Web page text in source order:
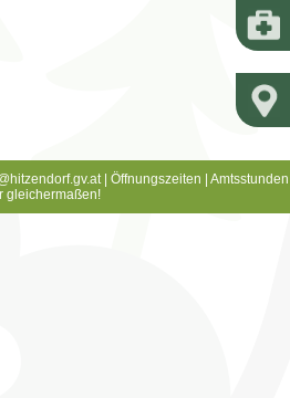
| Öffnungszeiten
Amtsstunden
gleichermaßen!